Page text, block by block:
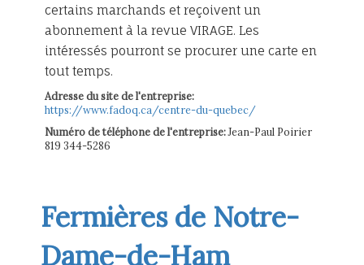
certains marchands et reçoivent un
abonnement à la revue VIRAGE. Les
intéressés pourront se procurer une carte en
tout temps.
Adresse du site de l'entreprise:
https://www.fadoq.ca/centre-du-quebec/
Numéro de téléphone de l'entreprise:Jean-Paul Poirier
819 344-5286
Fermières de Notre-
Dame-de-Ham